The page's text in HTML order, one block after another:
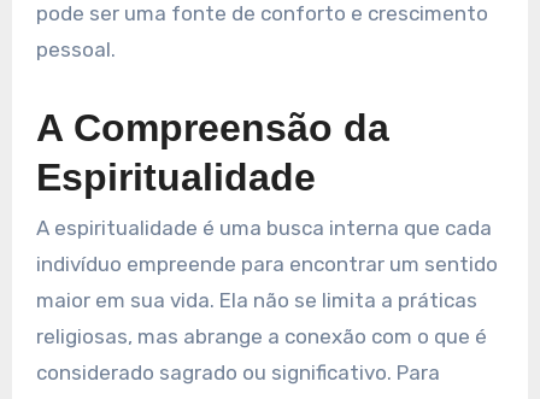
pode ser uma fonte de conforto e crescimento
pessoal.
A Compreensão da
Espiritualidade
A espiritualidade é uma busca interna que cada
indivíduo empreende para encontrar um sentido
maior em sua vida. Ela não se limita a práticas
religiosas, mas abrange a conexão com o que é
considerado sagrado ou significativo. Para